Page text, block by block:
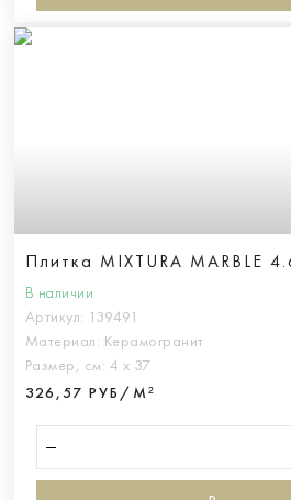
Плитка MIXTURA MARBLE
В наличии
Артикул: 139491
Материал: Керамогранит
Размер, см: 4 х 37
326,57 РУБ/М²